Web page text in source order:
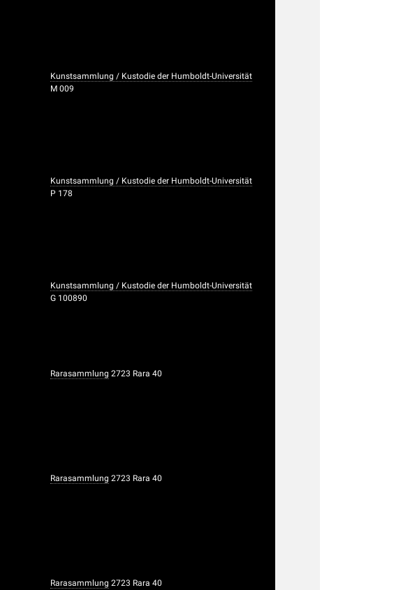
Kunstsammlung / Kustodie der Humboldt-Universität
M 009
Kunstsammlung / Kustodie der Humboldt-Universität
P 178
Kunstsammlung / Kustodie der Humboldt-Universität
G 100890
Rarasammlung 2723 Rara 40
Rarasammlung 2723 Rara 40
Rarasammlung 2723 Rara 40